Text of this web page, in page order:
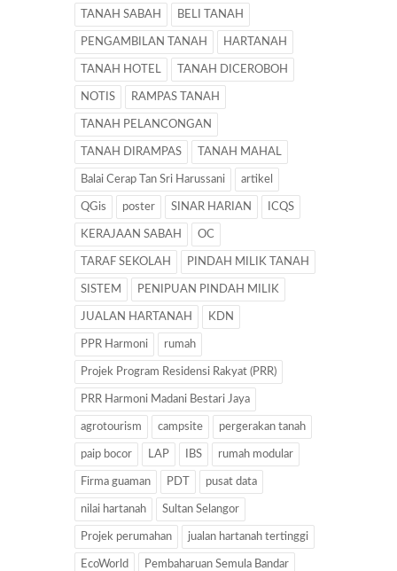
TANAH SABAH BELI TANAH
PENGAMBILAN TANAH HARTANAH
TANAH HOTEL TANAH DICEROBOH
NOTIS RAMPAS TANAH
TANAH PELANCONGAN
TANAH DIRAMPAS TANAH MAHAL
Balai Cerap Tan Sri Harussani artikel
QGis poster SINAR HARIAN ICQS
KERAJAAN SABAH OC
TARAF SEKOLAH PINDAH MILIK TANAH
SISTEM PENIPUAN PINDAH MILIK
JUALAN HARTANAH KDN
PPR Harmoni rumah
Projek Program Residensi Rakyat (PRR)
PRR Harmoni Madani Bestari Jaya
agrotourism campsite pergerakan tanah
paip bocor LAP IBS rumah modular
Firma guaman PDT pusat data
nilai hartanah Sultan Selangor
Projek perumahan jualan hartanah tertinggi
EcoWorld Pembaharuan Semula Bandar